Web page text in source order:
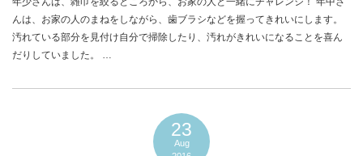
んは、お家の人のまねをしながら、歯ブラシなどを握ってきれいにします。
汚れている部分を見付け自分で掃除したり、汚れがきれいになることを喜ん
だりしていました。 …
23
Aug